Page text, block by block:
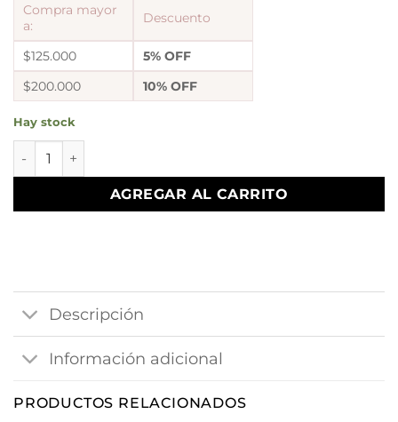
Compra mayor
a:
Descuento
$125.000
5% OFF
$200.000
10% OFF
Hay stock
a Dije luna cantidad
AGREGAR AL CARRITO
Descripción
Información adicional
PRODUCTOS RELACIONADOS